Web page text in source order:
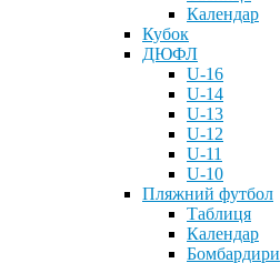
Календар
Кубок
ДЮФЛ
U-16
U-14
U-13
U-12
U-11
U-10
Пляжний футбол
Таблиця
Календар
Бомбардири